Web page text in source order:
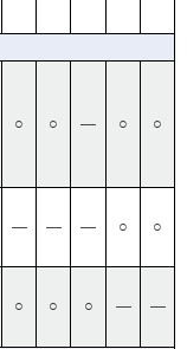
○ ○ ― ○ ○
― ― ― ○ ○
○ ○ ○ ― ―